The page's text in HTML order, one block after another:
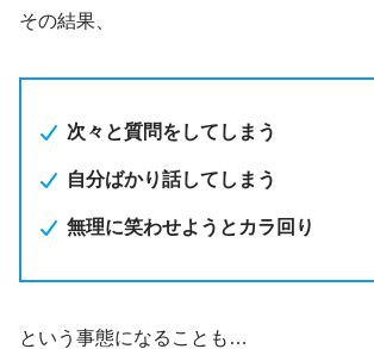
その結果、
次々と質問をしてしまう
自分ばかり話してしまう
無理に笑わせようとカラ回り
という事態になることも…